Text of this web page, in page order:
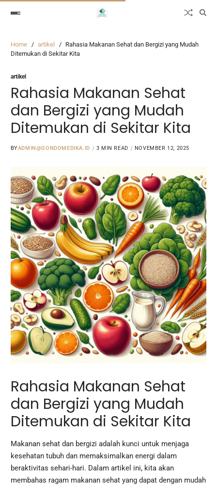
Home artikel
Rahasia Makanan Sehat dan Bergizi yang Mudah
Ditemukan di Sekitar Kita
artikel
Rahasia Makanan Sehat
dan Bergizi yang Mudah
Ditemukan di Sekitar Kita
BYADMIN@GONDOMEDIKA.ID 3 MIN READ NOVEMBER 12, 2025
Rahasia Makanan Sehat
dan Bergizi yang Mudah
Ditemukan di Sekitar Kita
Makanan sehat dan bergizi adalah kunci untuk menjaga
kesehatan tubuh dan memaksimalkan energi dalam
beraktivitas sehari-hari. Dalam artikel ini, kita akan
membahas ragam makanan sehat yang dapat dengan mudah